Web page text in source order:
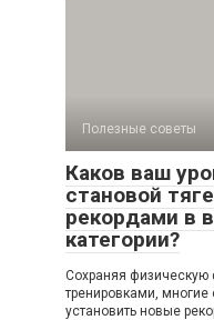
Полезные советы
Каков ваш
становой
рекордами в
категории?
Сохраняя
тренировками,
установить новые